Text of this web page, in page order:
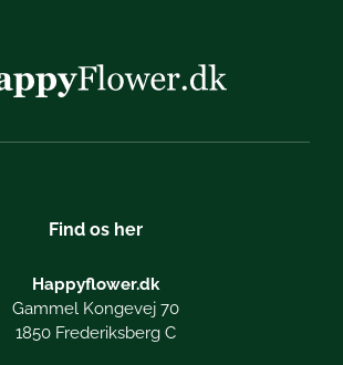
Find os her
Happyflower.dk
Gammel Kongevej 70
1850 Frederiksberg C